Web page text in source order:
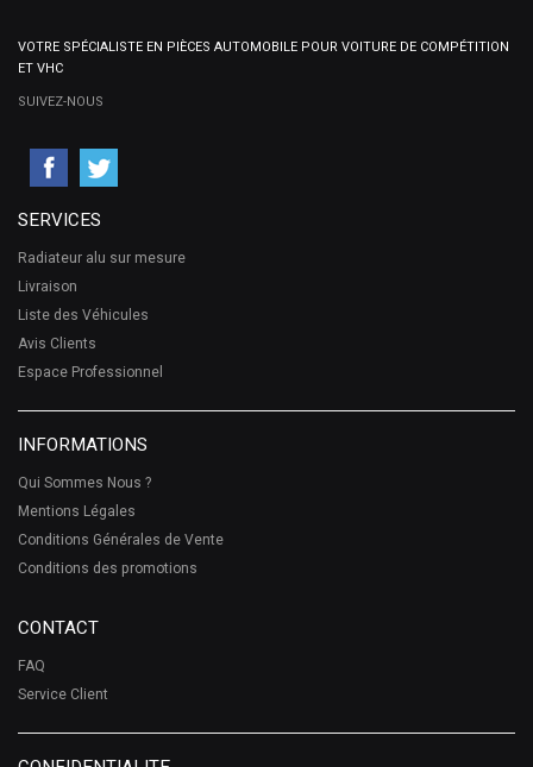
VOTRE SPÉCIALISTE EN PIÈCES AUTOMOBILE POUR VOITURE DE COMPÉTITION
ET VHC
SUIVEZ-NOUS
SERVICES
Radiateur alu sur mesure
Livraison
Liste des Véhicules
Avis Clients
Espace Professionnel
INFORMATIONS
Qui Sommes Nous ?
Mentions Légales
Conditions Générales de Vente
Conditions des promotions
CONTACT
FAQ
Service Client